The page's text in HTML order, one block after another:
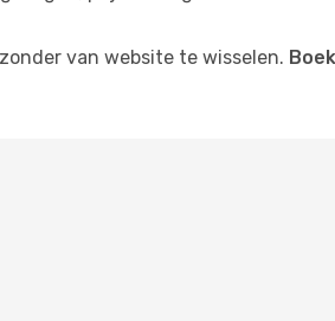
van website te wisselen.